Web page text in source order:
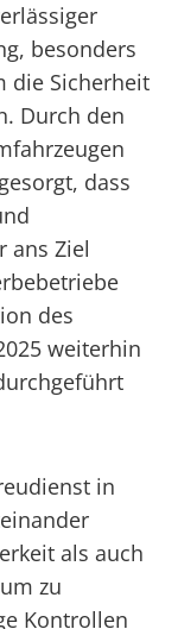
besonders
die Sicherheit
Durch den
dass
ans Ziel
des
weiterhin
in
als auch
zu
Kontrollen